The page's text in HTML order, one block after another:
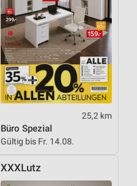
25,2 km
Büro Spezial
Gültig bis Fr. 14.08.
XXXLutz